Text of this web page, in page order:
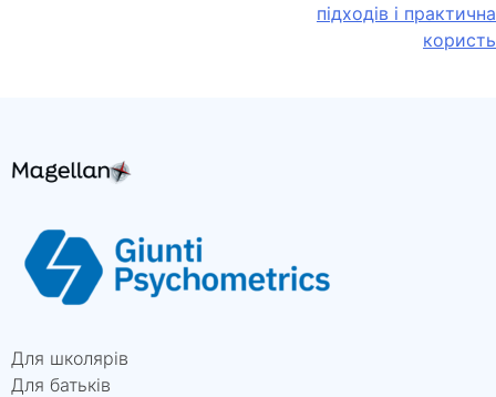
підходів і практична
користь
Для школярів
Для батьків